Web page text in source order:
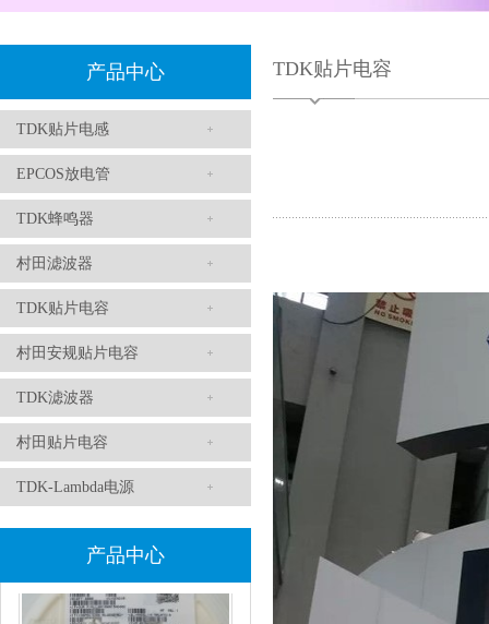
产品中心
TDK贴片电感
EPCOS放电管
TDK蜂鸣器
村田滤波器
TDK贴片电容
村田安规贴片电容
TDK滤波器
村田贴片电容
TDK-Lambda电源
产品中心
TDK滤波器ACM2012-202-2P-T002参数
村田磁珠BLM18AG102SH1D
TDK贴片电容